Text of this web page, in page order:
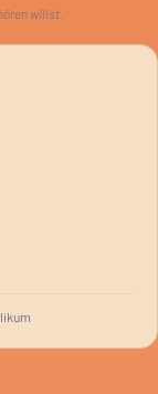
willst.